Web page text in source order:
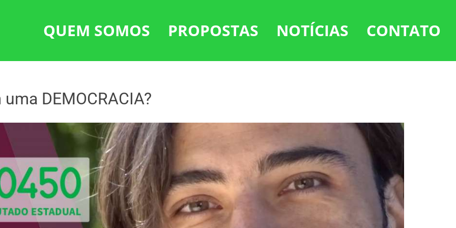
QUEM SOMOS PROPOSTAS NOTÍCIAS CONTATO
DEMOCRACIA?